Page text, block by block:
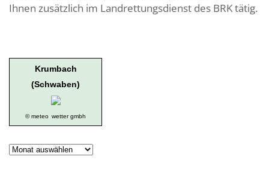
Ihnen zusätzlich im Landrettungsdienst des BRK tätig.
Krumbach
(Schwaben)
© meteo wetter gmbh
Geschichte